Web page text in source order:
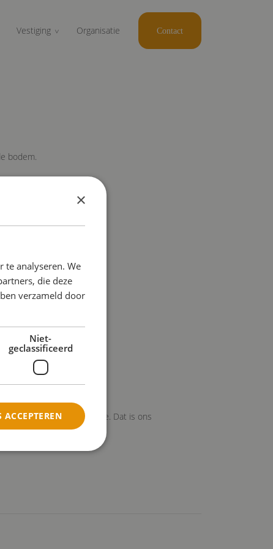
Vestiging Organisatie Contact
bodem.
wordt aan de overledene. Dat is ons
×
te analyseren. We
die deze
verzameld door
Niet-
geclassificeerd
ACCEPTEREN